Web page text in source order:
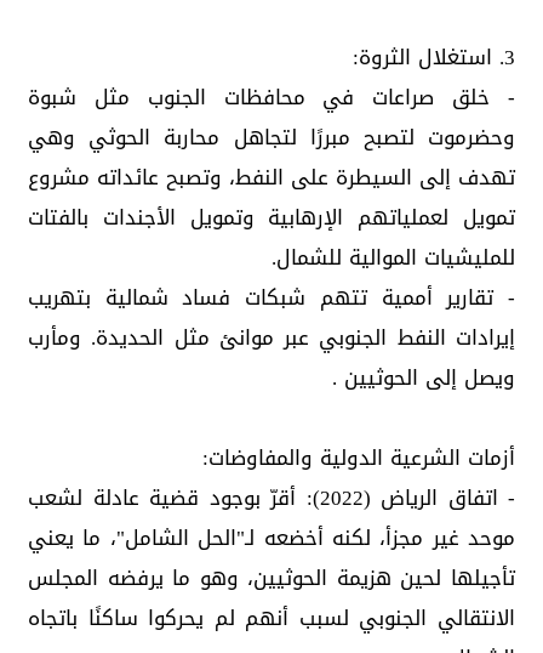
3. استغلال الثروة:
- خلق صراعات في محافظات الجنوب مثل شبوة
وحضرموت لتصبح مبررًا لتجاهل محاربة الحوثي وهي
تهدف إلى السيطرة على النفط، وتصبح عائداته مشروع
تمويل لعملياتهم الإرهابية وتمويل الأجندات بالفتات
للمليشيات الموالية للشمال.
- تقارير أممية تتهم شبكات فساد شمالية بتهريب
إيرادات النفط الجنوبي عبر موانئ مثل الحديدة. ومأرب
ويصل إلى الحوثيين .
أزمات الشرعية الدولية والمفاوضات:
- اتفاق الرياض (2022): أقرّ بوجود قضية عادلة لشعب
موحد غير مجزأ، لكنه أخضعه لـ"الحل الشامل"، ما يعني
تأجيلها لحين هزيمة الحوثيين، وهو ما يرفضه المجلس
الانتقالي الجنوبي لسبب أنهم لم يحركوا ساكنًا باتجاه